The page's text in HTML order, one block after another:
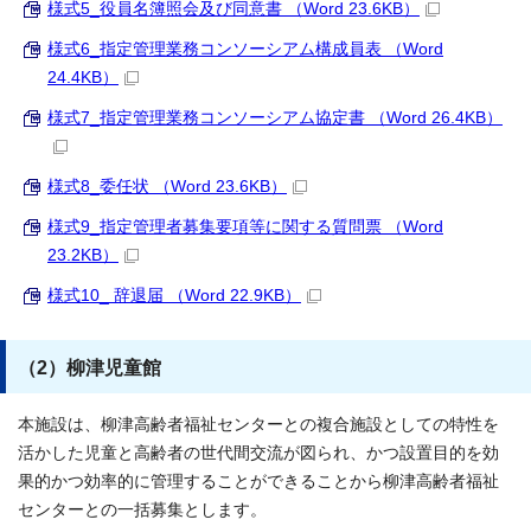
様式5_役員名簿照会及び同意書 （Word 23.6KB）
様式6_指定管理業務コンソーシアム構成員表 （Word
24.4KB）
様式7_指定管理業務コンソーシアム協定書 （Word 26.4KB）
様式8_委任状 （Word 23.6KB）
様式9_指定管理者募集要項等に関する質問票 （Word
23.2KB）
様式10_ 辞退届 （Word 22.9KB）
（2）柳津児童館
本施設は、柳津高齢者福祉センターとの複合施設としての特性を
活かした児童と高齢者の世代間交流が図られ、かつ設置目的を効
果的かつ効率的に管理することができることから柳津高齢者福祉
センターとの一括募集とします。